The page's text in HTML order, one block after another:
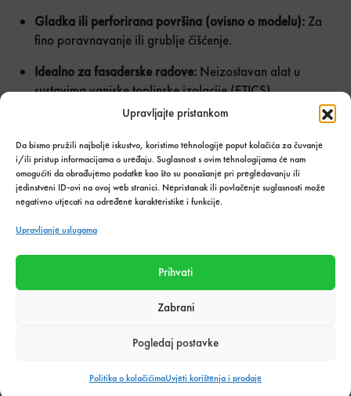
Upravljajte pristankom
Da bismo pružili najbolje iskustvo, koristimo tehnologije poput kolačića za čuvanje
i/ili pristup informacijama o uređaju. Suglasnost s ovim tehnologijama će nam
omogućiti da obrađujemo podatke kao što su ponašanje pri pregledavanju ili
jedinstveni ID-ovi na ovoj web stranici. Nepristanak ili povlačenje suglasnosti može
negativno utjecati na određene karakteristike i funkcije.
Upravljanje uslugama
Prihvati
Zabrani
Pogledaj postavke
Politika o kolačićimaUvjeti korištenja i prodaje
Gladka ili perforirana površina (ovisno o modelu): Za
fino poravnavanje ili grublje čišćenje.
Idealno za fasaderske radove: Neizostavan alat u
sustavima vanjske toplinske izolacije (ETICS).
Za brzo, precizno i čisto zaglađivanje termoizolacijskih
ploča odaberitegleter za stiropor. Naručite već danas i
unaprijedite kvalitetu fasaderskih radova!
Količina u
paketima:
Gleter za stiropor količinaUBACI U
Podijeli s prijateljima: